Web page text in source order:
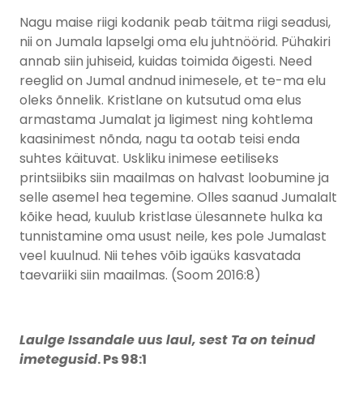
Nagu maise riigi kodanik peab täitma riigi seadusi,
nii on Jumala lapselgi oma elu juhtnöörid. Pühakiri
annab siin juhiseid, kuidas toimida õigesti. Need
reeglid on Jumal andnud inimesele, et te-ma elu
oleks õnnelik. Kristlane on kutsutud oma elus
armastama Jumalat ja ligimest ning kohtlema
kaasinimest nõnda, nagu ta ootab teisi enda
suhtes käituvat. Uskliku inimese eetiliseks
printsiibiks siin maailmas on halvast loobumine ja
selle asemel hea tegemine. Olles saanud Jumalalt
kõike head, kuulub kristlase ülesannete hulka ka
tunnistamine oma usust neile, kes pole Jumalast
veel kuulnud. Nii tehes võib igaüks kasvatada
taevariiki siin maailmas. (Soom 2016:8)
Laulge Issandale uus laul, sest Ta on teinud
imetegusid. Ps 98:1